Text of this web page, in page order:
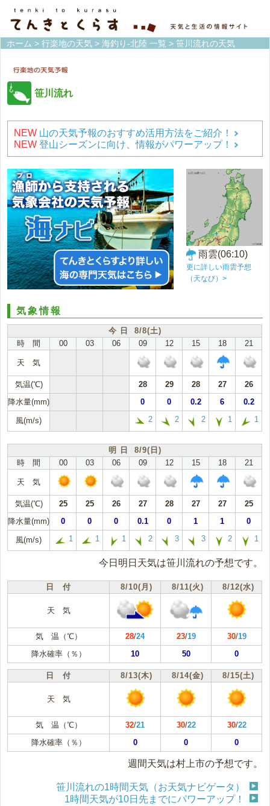
ホーム > 行楽地の天気 > 海釣り-北陸 一覧 > 笹川流れの天気
笹川流れ
NEW 山の天気予報のおすすめ活用方法をご紹介！
NEW 登山シーズンに向け、情報がパワーアップ！
雨雲(06:10)
更に詳しい雨雲予想
（天なび）>
気象情報
今 日 8/8(土)
時 間
00 03 06 09 12 15 18 21
天 気
気温(℃) 28 29 28 27
26
降水量(mm)
0 0 0.2 6 0.2
風(m/s) 2 2 2 1 1
明 日 8/9(日)
時 間
00 03 06 09 12 15 18 21
天 気
気温(℃) 25 25 26 27 28 27 27
25
降水量(mm)
0 0 0 0.1 0 1 1 0
風(m/s) 1 1 1 2 3 3 2 1
今日明日天気は笹川流れの予想です。
日 付 8/10(月) 8/11(火) 8/12(水)
天 気
気 温（℃） 28/24 23/19 30/19
降水確率（％）
10 50 0
日 付 8/13(木) 8/14(金) 8/15(土)
天 気
気 温（℃） 32/21 30/22 30/22
降水確率（％）
0 0 0
週間天気は村上市の予想です。
笹川流れの1時間天気（お天気ナビゲータ）
1時間天気が10日先までにパワーアップ！